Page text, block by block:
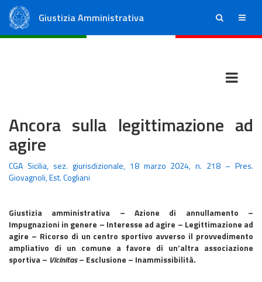
Giustizia Amministrativa ricerca menu
Ancora sulla legittimazione ad
agire
CGA Sicilia, sez. giurisdizionale, 18 marzo 2024, n. 218 – Pres.
Giovagnoli, Est. Cogliani
Giustizia amministrativa – Azione di annullamento –
Impugnazioni in genere – Interesse ad agire – Legittimazione ad
agire – Ricorso di un centro sportivo avverso il provvedimento
ampliativo di un comune a favore di un’altra associazione
sportiva – Vicinitas– Esclusione – Inammissibilità.